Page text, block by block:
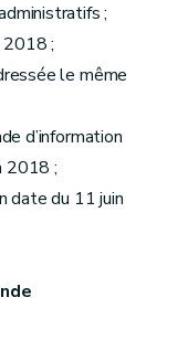
;
2018 ;
le même
d’information
2018 ;
date du 11 juin